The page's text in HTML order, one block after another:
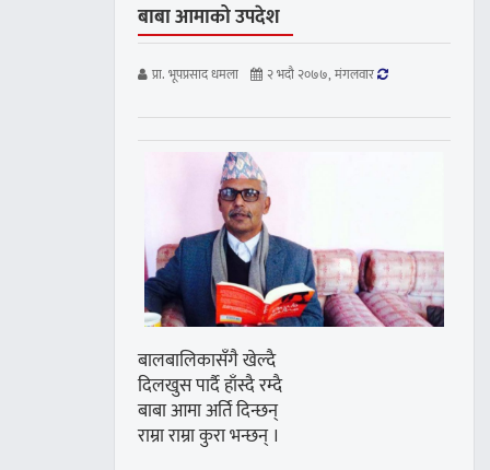
बाबा आमाको उपदेश
प्रा. भूपप्रसाद धमला २ भदौ २०७७, मंगलवार
बालबालिकासँगै खेल्दै
दिलखुस पार्दै हाँस्दै रम्दै
बाबा आमा अर्ति दिन्छन्
राम्रा राम्रा कुरा भन्छन् ।